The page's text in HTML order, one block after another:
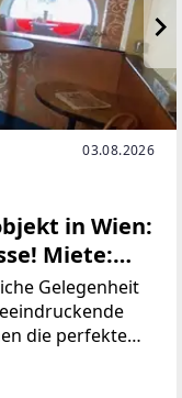
03.08.2026
in Wien:
Miete:
Gelegenheit
die perfekte
zu
Fläche von